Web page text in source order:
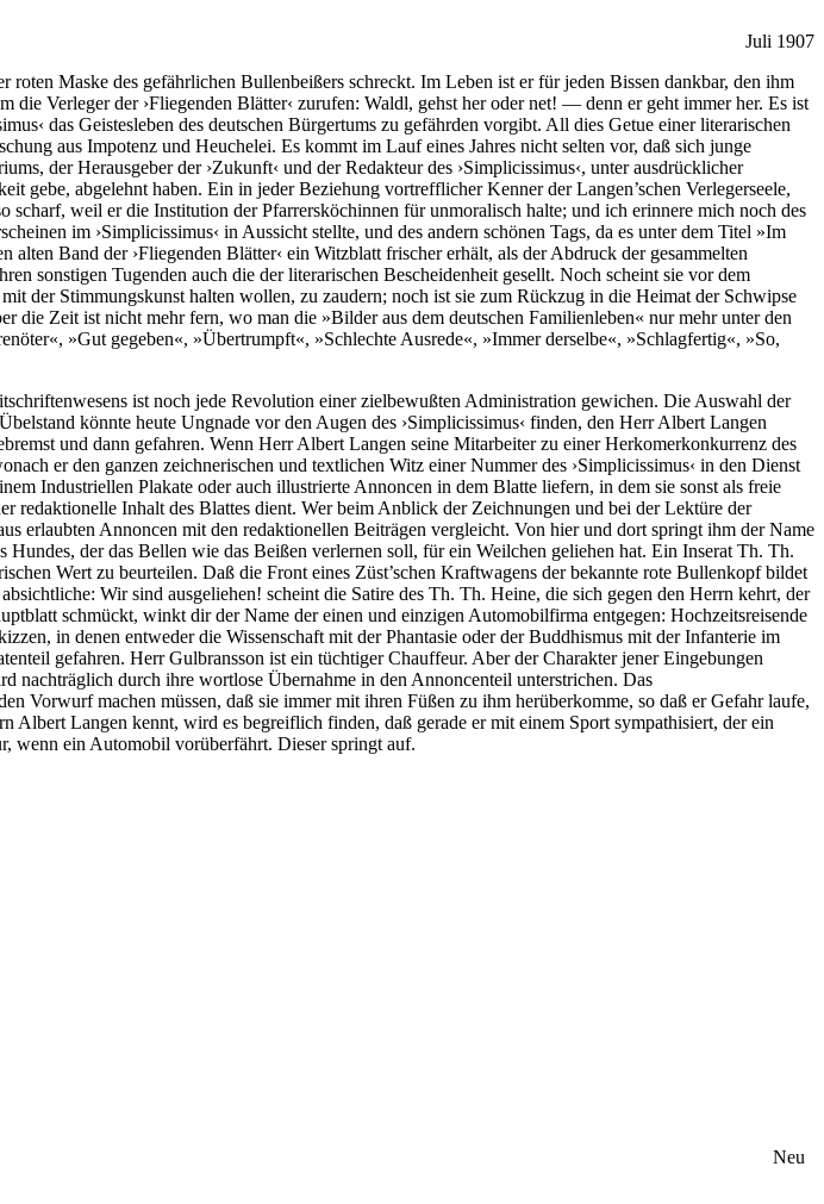
Juli 1907
Maske des gefährlichen Bullenbeißers schreckt. Im Leben ist er für jeden Bissen dankbar, den ihm
Verleger der ›Fliegenden Blätter‹ zurufen: Waldl, gehst her oder net! — denn er geht immer her. Es ist
das Geistesleben des deutschen Bürgertums zu gefährden vorgibt. All dies Getue einer literarischen
aus Impotenz und Heuchelei. Es kommt im Lauf eines Jahres nicht selten vor, daß sich junge
der Herausgeber der ›Zukunft‹ und der Redakteur des ›Simplicissimus‹, unter ausdrücklicher
gebe, abgelehnt haben. Ein in jeder Beziehung vortrefflicher Kenner der Langen’schen Verlegerseele,
weil er die Institution der Pfarrersköchinnen für unmoralisch halte; und ich erinnere mich noch des
im ›Simplicissimus‹ in Aussicht stellte, und des andern schönen Tags, da es unter dem Titel »Im
Band der ›Fliegenden Blätter‹ ein Witzblatt frischer erhält, als der Abdruck der gesammelten
sonstigen Tugenden auch die der literarischen Bescheidenheit gesellt. Noch scheint sie vor dem
der Stimmungskunst halten wollen, zu zaudern; noch ist sie zum Rückzug in die Heimat der Schwipse
die Zeit ist nicht mehr fern, wo man die »Bilder aus dem deutschen Familienleben« nur mehr unter den
»Gut gegeben«, »Übertrumpft«, »Schlechte Ausrede«, »Immer derselbe«, »Schlagfertig«, »So,
ist noch jede Revolution einer zielbewußten Administration gewichen. Die Auswahl der
könnte heute Ungnade vor den Augen des ›Simplicissimus‹ finden, den Herr Albert Langen
und dann gefahren. Wenn Herr Albert Langen seine Mitarbeiter zu einer Herkomerkonkurrenz des
er den ganzen zeichnerischen und textlichen Witz einer Nummer des ›Simplicissimus‹ in den Dienst
Industriellen Plakate oder auch illustrierte Annoncen in dem Blatte liefern, in dem sie sonst als freie
redaktionelle Inhalt des Blattes dient. Wer beim Anblick der Zeichnungen und bei der Lektüre der
erlaubten Annoncen mit den redaktionellen Beiträgen vergleicht. Von hier und dort springt ihm der Name
der das Bellen wie das Beißen verlernen soll, für ein Weilchen geliehen hat. Ein Inserat Th. Th.
Wert zu beurteilen. Daß die Front eines Züst’schen Kraftwagens der bekannte rote Bullenkopf bildet
Wir sind ausgeliehen! scheint die Satire des Th. Th. Heine, die sich gegen den Herrn kehrt, der
schmückt, winkt dir der Name der einen und einzigen Automobilfirma entgegen: Hochzeitsreisende
in denen entweder die Wissenschaft mit der Phantasie oder der Buddhismus mit der Infanterie im
gefahren. Herr Gulbransson ist ein tüchtiger Chauffeur. Aber der Charakter jener Eingebungen
nachträglich durch ihre wortlose Übernahme in den Annoncenteil unterstrichen. Das
Vorwurf machen müssen, daß sie immer mit ihren Füßen zu ihm herüberkomme, so daß er Gefahr laufe,
Langen kennt, wird es begreiflich finden, daß gerade er mit einem Sport sympathisiert, der ein
wenn ein Automobil vorüberfährt. Dieser springt auf.
Neu